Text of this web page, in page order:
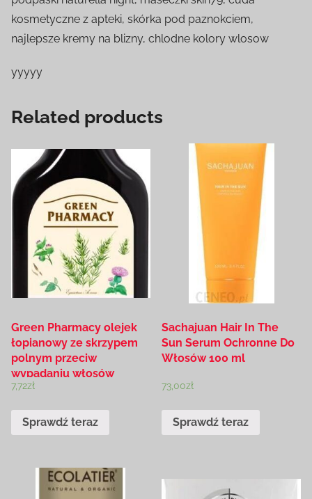
kosmetyczne z apteki, skórka pod paznokciem,
najlepsze kremy na blizny, chlodne kolory wlosow
yyyyy
Related products
Green Pharmacy olejek
łopianowy ze skrzypem
polnym przeciw
wypadaniu włosów
100ml
7,72zł
Sprawdź teraz
Sachajuan Hair In The
Sun Serum Ochronne Do
Włosów 100 ml
73,00zł
Sprawdź teraz